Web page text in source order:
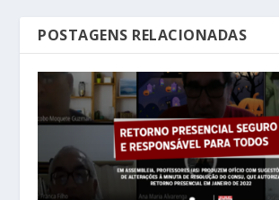
POSTAGENS RELACIONADAS